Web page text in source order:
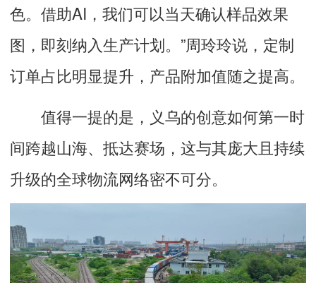
色。借助AI，我们可以当天确认样品效果
图，即刻纳入生产计划。”周玲玲说，定制
订单占比明显提升，产品附加值随之提高。
值得一提的是，义乌的创意如何第一时
间跨越山海、抵达赛场，这与其庞大且持续
升级的全球物流网络密不可分。